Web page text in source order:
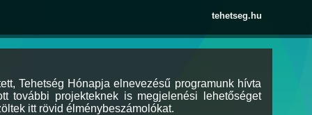
tehetseg.hu
Tehetség Hónapja elnevezésű programunk hívta
további projekteknek is megjelenési lehetőséget
itt rövid élménybeszámolókat.